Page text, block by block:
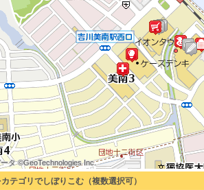
タ ©GeoTechnologies Inc.
タ ©GeoTechnologies Inc.
タ ©GeoTechnologies Inc.
タ ©GeoTechnologies Inc.
タ ©GeoTechnologies Inc.
タ ©GeoTechnologies Inc.
タ ©GeoTechnologies Inc.
タ ©GeoTechnologies Inc.
タ ©GeoTechnologies Inc.
テゴリでしぼりこむ（複数選択可）